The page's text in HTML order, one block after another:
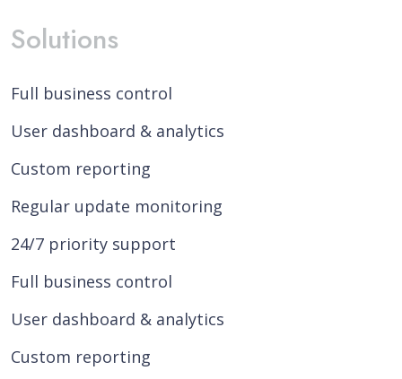
Solutions
Full business control
User dashboard & analytics
Custom reporting
Regular update monitoring
24/7 priority support
Full business control
User dashboard & analytics
Custom reporting